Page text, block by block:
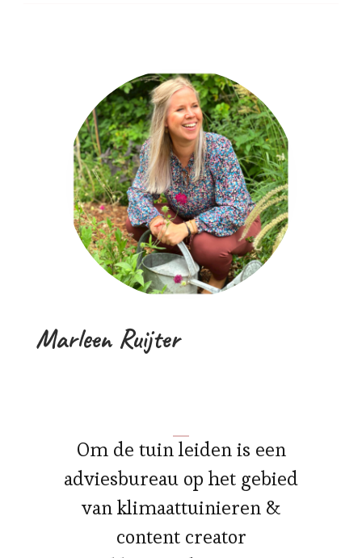
Marleen Ruijter
Om de tuin leiden is een
adviesbureau op het gebied
van klimaattuinieren &
content creator